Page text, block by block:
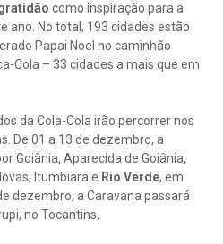
como inspiração para a
ano. No total, 193 cidades estão
Papai Noel no caminhão
Cola – 33 cidades a mais que em
da Cola-Cola irão percorrer nos
De 01 a 13 de dezembro, a
Goiânia, Aparecida de Goiânia,
Itumbiara e Rio Verde, em
dezembro, a Caravana passará
no Tocantins.